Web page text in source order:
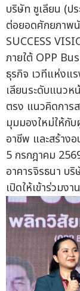
บริษัท ซูเลียน (ป
ต่อยอดศักยภาพ
SUCCESS
ภายใต้ OPP
ธุรกิจ เวทีแห่งแ
เลียนระดับแนวห
ตรง แนวคิดการ
มุมมองใหม่ให้กับ
อาชีพ และสร้าง
5 กรกฎาคม
อาคารจิรธนา บ
เปิดให้เข้าร่วมง